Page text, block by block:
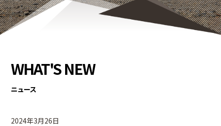
CATALOG カタログ請求
PRIVACY POLICY 個人情報保護方針
WHAT'S NEW
ニュース
2024年3月26日